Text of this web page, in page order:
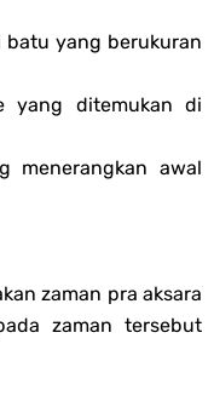
batu yang berukuran
yang ditemukan di
menerangkan awal
zaman pra aksara
zaman tersebut